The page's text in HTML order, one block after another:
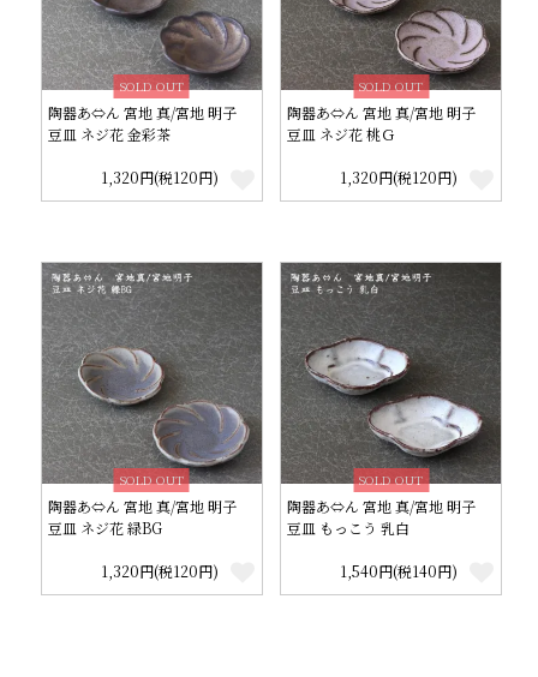
SOLD OUT
陶器あ⇔ん 宮地 真/宮地 明子
豆皿 ネジ花 金彩茶
1,320円(税120円)
SOLD OUT
陶器あ⇔ん 宮地 真/宮地 明子
豆皿 ネジ花 桃Ｇ
1,320円(税120円)
SOLD OUT
陶器あ⇔ん 宮地 真/宮地 明子
豆皿 ネジ花 緑BG
1,320円(税120円)
SOLD OUT
陶器あ⇔ん 宮地 真/宮地 明子
豆皿 もっこう 乳白
1,540円(税140円)